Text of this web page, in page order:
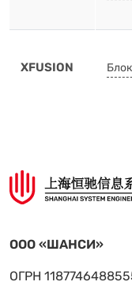
XFUSION
ООО «ШАНСИ»
ОГРН